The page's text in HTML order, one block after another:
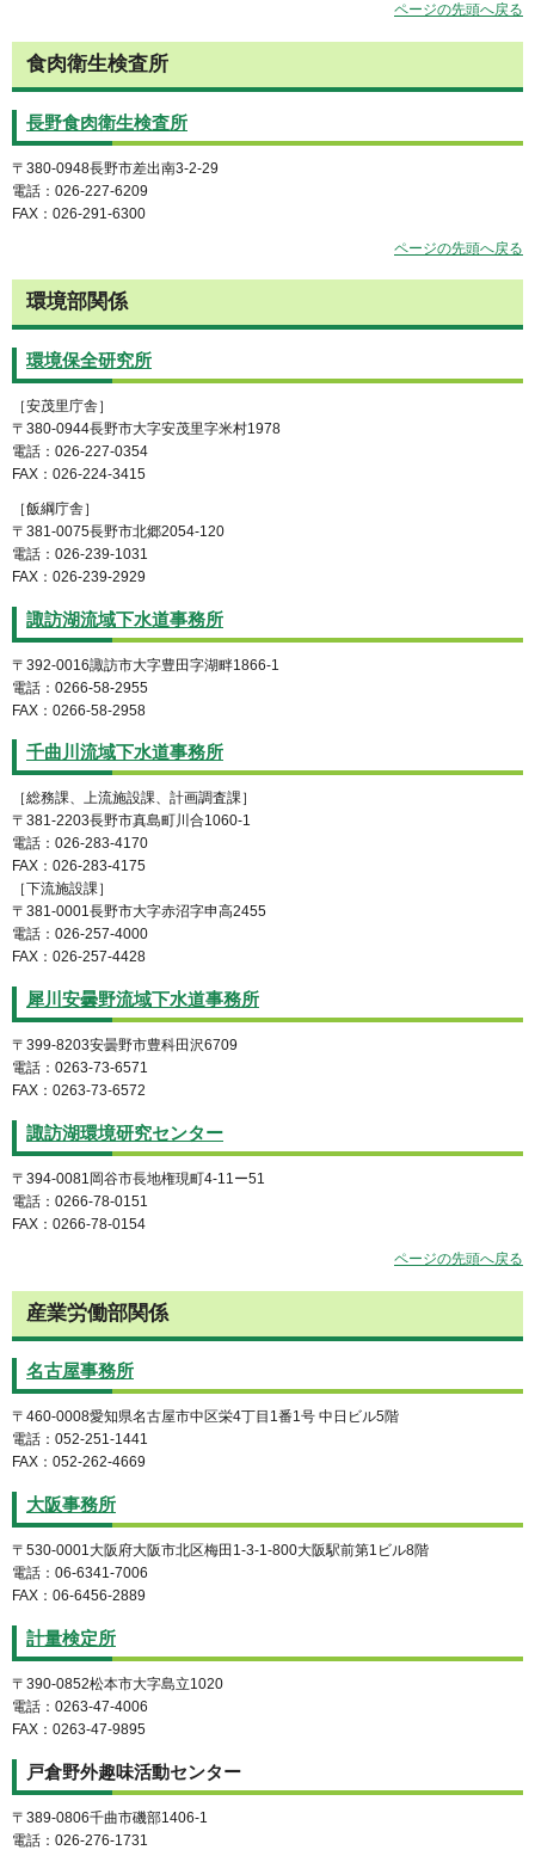
ページの先頭へ戻る
食肉衛生検査所
長野食肉衛生検査所
〒380-0948長野市差出南3-2-29
電話：026-227-6209
FAX：026-291-6300
ページの先頭へ戻る
環境部関係
環境保全研究所
［安茂里庁舎］
〒380-0944長野市大字安茂里字米村1978
電話：026-227-0354
FAX：026-224-3415
［飯綱庁舎］
〒381-0075長野市北郷2054-120
電話：026-239-1031
FAX：026-239-2929
諏訪湖流域下水道事務所
〒392-0016諏訪市大字豊田字湖畔1866-1
電話：0266-58-2955
FAX：0266-58-2958
千曲川流域下水道事務所
［総務課、上流施設課、計画調査課］
〒381-2203長野市真島町川合1060-1
電話：026-283-4170
FAX：026-283-4175
［下流施設課］
〒381-0001長野市大字赤沼字申高2455
電話：026-257-4000
FAX：026-257-4428
犀川安曇野流域下水道事務所
〒399-8203安曇野市豊科田沢6709
電話：0263-73-6571
FAX：0263-73-6572
諏訪湖環境研究センター
〒394-0081岡谷市長地権現町4-11ー51
電話：0266-78-0151
FAX：0266-78-0154
ページの先頭へ戻る
産業労働部関係
名古屋事務所
〒460-0008愛知県名古屋市中区栄4丁目1番1号 中日ビル5階
電話：052-251-1441
FAX：052-262-4669
大阪事務所
〒530-0001大阪府大阪市北区梅田1-3-1-800大阪駅前第1ビル8階
電話：06-6341-7006
FAX：06-6456-2889
計量検定所
〒390-0852松本市大字島立1020
電話：0263-47-4006
FAX：0263-47-9895
戸倉野外趣味活動センター
〒389-0806千曲市磯部1406-1
電話：026-276-1731